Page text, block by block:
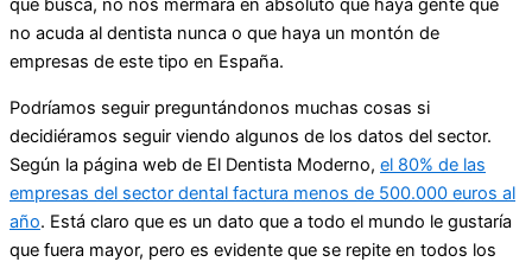
que busca, no nos mermará en absoluto que haya gente que
no acuda al dentista nunca o que haya un montón de
empresas de este tipo en España.
Podríamos seguir preguntándonos muchas cosas si
decidiéramos seguir viendo algunos de los datos del sector.
Según la página web de El Dentista Moderno, el 80% de las
empresas del sector dental factura menos de 500.000 euros al
año. Está claro que es un dato que a todo el mundo le gustaría
que fuera mayor, pero es evidente que se repite en todos los